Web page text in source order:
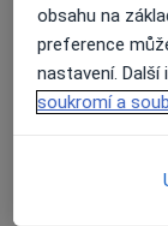
VíceO mně
Odborník na:
obsahu na
preference
nastavení.
soukromí a